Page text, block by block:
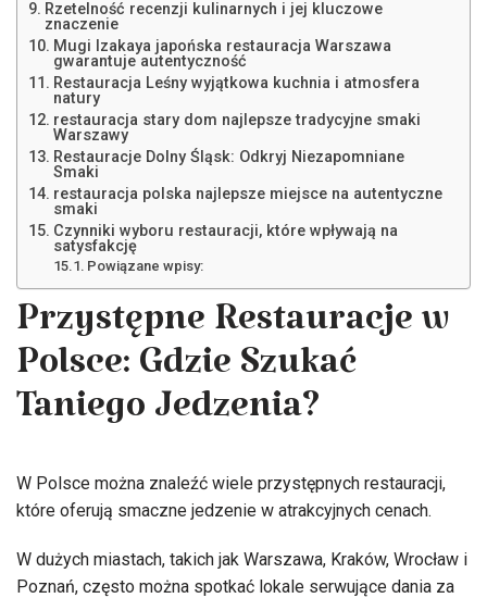
Rzetelność recenzji kulinarnych i jej kluczowe
znaczenie
Mugi Izakaya japońska restauracja Warszawa
gwarantuje autentyczność
Restauracja Leśny wyjątkowa kuchnia i atmosfera
natury
restauracja stary dom najlepsze tradycyjne smaki
Warszawy
Restauracje Dolny Śląsk: Odkryj Niezapomniane
Smaki
restauracja polska najlepsze miejsce na autentyczne
smaki
Czynniki wyboru restauracji, które wpływają na
satysfakcję
Powiązane wpisy:
Przystępne Restauracje w
Polsce: Gdzie Szukać
Taniego Jedzenia?
W Polsce można znaleźć wiele przystępnych restauracji,
które oferują smaczne jedzenie w atrakcyjnych cenach.
W dużych miastach, takich jak Warszawa, Kraków, Wrocław i
Poznań, często można spotkać lokale serwujące dania za